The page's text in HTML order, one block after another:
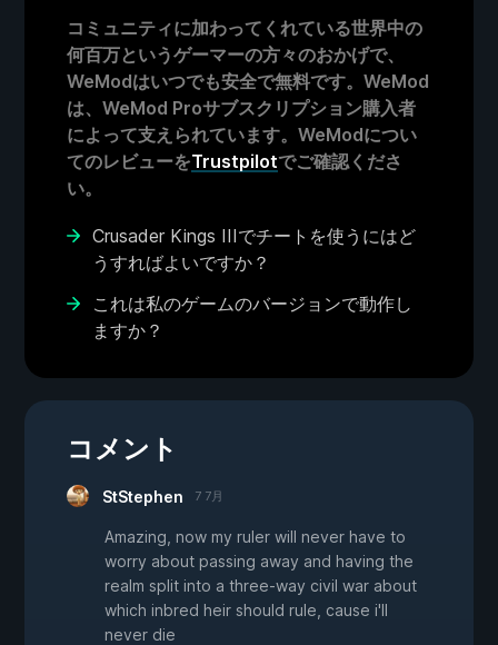
コミュニティに加わってくれている世界中の
何百万というゲーマーの方々のおかげで、
WeModはいつでも安全で無料です。WeMod
は、WeMod Proサブスクリプション購入者
によって支えられています。WeModについ
てのレビューをTrustpilotでご確認くださ
い。
Crusader Kings IIIでチートを使うにはど
うすればよいですか？
これは私のゲームのバージョンで動作し
ますか？
コメント
StStephen 7 7月
Amazing, now my ruler will never have to
worry about passing away and having the
realm split into a three-way civil war about
which inbred heir should rule, cause i'll
never die